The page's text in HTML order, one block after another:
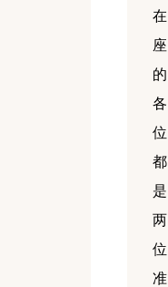
在
座
的
各
位
都
是
两
位
准